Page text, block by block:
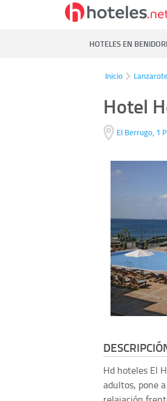
HOTELES EN
Inicio Lanzarote
Hotel
El Berrugo, 1
Hd hoteles El
adultos, pone